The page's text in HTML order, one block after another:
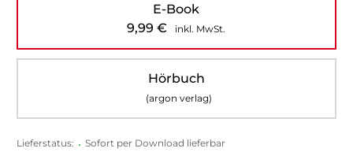
E-Book
9,99€ inkl. MwSt.
Hörbuch
(argon verlag)
Lieferstatus: • Sofort per Download lieferbar